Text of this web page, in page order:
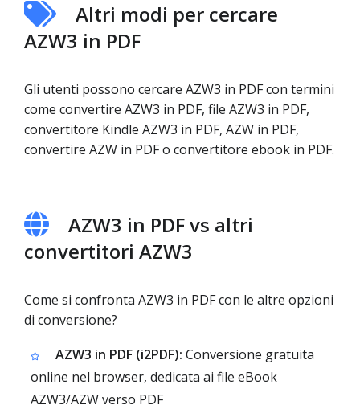
Altri modi per cercare
AZW3 in PDF
Gli utenti possono cercare AZW3 in PDF con termini
come convertire AZW3 in PDF, file AZW3 in PDF,
convertitore Kindle AZW3 in PDF, AZW in PDF,
convertire AZW in PDF o convertitore ebook in PDF.
AZW3 in PDF vs altri
convertitori AZW3
Come si confronta AZW3 in PDF con le altre opzioni
di conversione?
AZW3 in PDF (i2PDF): Conversione gratuita
online nel browser, dedicata ai file eBook
AZW3/AZW verso PDF